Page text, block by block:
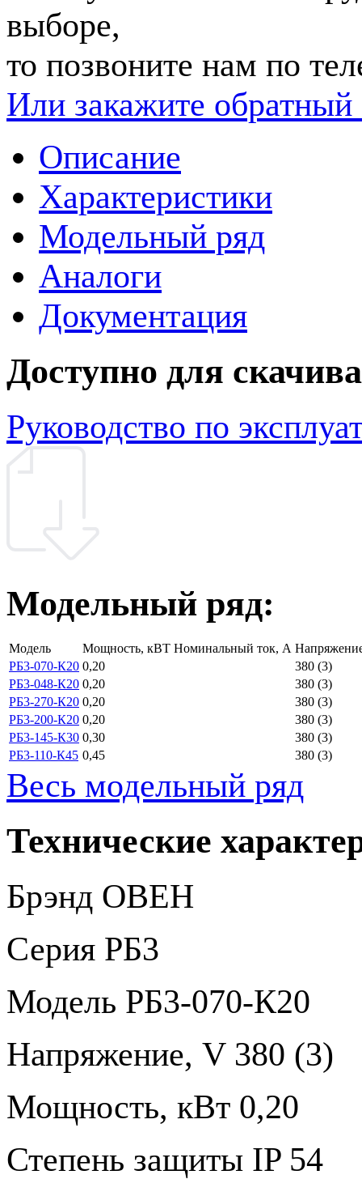
выборе,
то позвоните нам по
Или закажите обратный
Описание
Характеристики
Модельный ряд
Аналоги
Документация
Доступно для
Руководство по
Модельный ряд:
Модель Мощность, кВТ Номинальный ток, А
РБ3-070-К20 0,20
380 (3)
РБ3-048-К20 0,20
380 (3)
РБ3-270-К20 0,20
380 (3)
РБ3-200-К20 0,20
380 (3)
РБ3-145-К30 0,30
380 (3)
РБ3-110-К45 0,45 380 (3)
Весь модельный ряд
Технические
Брэнд ОВЕН
Серия РБ3
Модель РБ3-070-К20
Напряжение, V 380 (3)
Мощность, кВт 0,20
Степень защиты IP 54